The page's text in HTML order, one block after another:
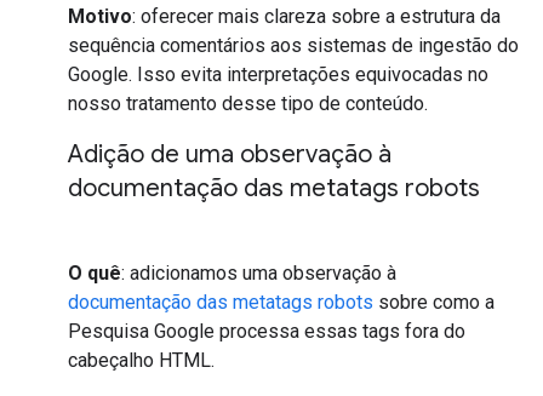
Motivo: oferecer mais clareza sobre a estrutura da
sequência comentários aos sistemas de ingestão do
Google. Isso evita interpretações equivocadas no
nosso tratamento desse tipo de conteúdo.
Adição de uma observação à
documentação das metatags robots
O quê: adicionamos uma observação à
documentação das metatags robots sobre como a
Pesquisa Google processa essas tags fora do
cabeçalho HTML.